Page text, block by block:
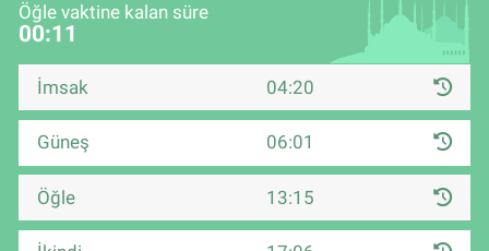
Öğle vaktine kalan süre
00:11
İmsak 04:20
Güneş 06:01
Öğle 13:15